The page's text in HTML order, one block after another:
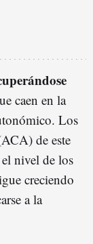
caen en la
Los
de este
nivel de los
creciendo
a la